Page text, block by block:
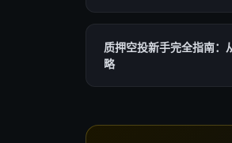
质押空投新手完全指南：
略